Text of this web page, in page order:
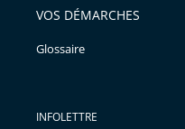
VOS DÉMARCHES
Glossaire
INFOLETTRE